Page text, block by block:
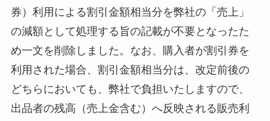
券）利用による割引金額相当分を弊社の「売上」
の減額として処理する旨の記載が不要となったた
め一文を削除しました。なお、購入者が割引券を
利用された場合、割引金額相当分は、改定前後の
どちらにおいても、弊社で負担いたしますので、
出品者の残高（売上金含む）へ反映される販売利